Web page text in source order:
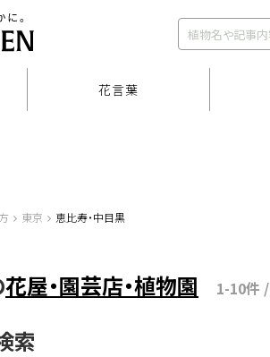
花言葉
東京 恵比寿・中目黒
花屋・園芸店・植物園 1-10件
索